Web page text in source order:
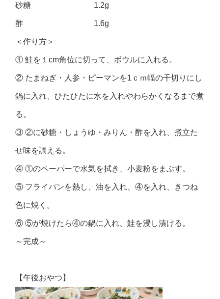
砂糖 1.2g
酢 1.6g
＜作り方＞
① 鮭を１cm角位に切って、ボウルに入れる。
② たまねぎ・人参・ピーマンを1ｃｍ幅の千切りにし
鍋に入れ、ひたひたに水を入れやわらかくなるまで煮
る。
③ ②に砂糖・しょうゆ・みりん・酢を入れ、煮立た
せ味を調える。
④ ①のペーパーで水気を拭き、小麦粉をまぶす。
⑤ フライパンを熱し、油を入れ、④を入れ、きつね
色に焼く。
⑥ ⑤が焼けたら④の鍋に入れ、鮭を浸し漬ける。
～完成～
【午後おやつ】